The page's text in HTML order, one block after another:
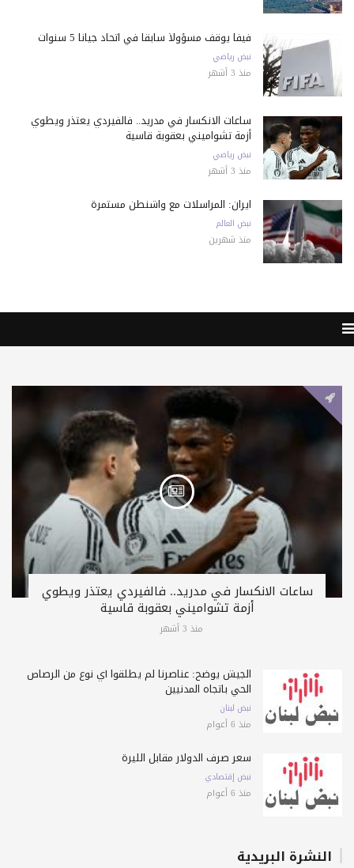
فيفا يوقف مسؤولاً سابقاً في اتحاد جيانا 5 سنوات
نبض رياضي
منذ 3 أشهر
ساعات الانكسار في مدريد.. فالفيردي يعتذر ويطوي
أزمة تشواميني بعقوبة قاسية
نبض رياضي
منذ 3 أشهر
ايران: المراسلات مع واشنطن مستمرة
نبض العالم
منذ شهرين
ساعات الانكسار في مدريد.. فالفيردي يعتذر ويطوي
أزمة تشواميني بعقوبة قاسية
منذ 3 أشهر
الجيش يوضح: عناصرنا لم يطلقوا أي نوع من الرصاص
الحي باتجاه المدنيين
نبض لبنان
منذ 6 أعوام
سعر صرف الدولار مقابل الليرة
نبض إقتصادي
منذ 6 أعوام
النشرة البريدية